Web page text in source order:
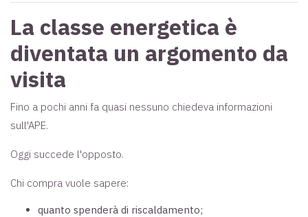
La classe energetica è
diventata un argomento da
visita
Fino a pochi anni fa quasi nessuno chiedeva informazioni
sull'APE.
Oggi succede l'opposto.
Chi compra vuole sapere:
quanto spenderà di riscaldamento;